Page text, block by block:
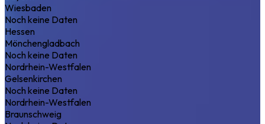
Wiesbaden
Noch keine Daten
Hessen
Mönchengladbach
Noch keine Daten
Nordrhein-Westfalen
Gelsenkirchen
Noch keine Daten
Nordrhein-Westfalen
Braunschweig